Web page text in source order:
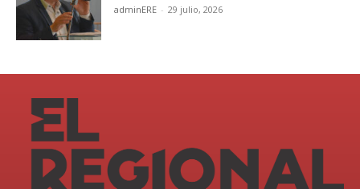
adminERE - 29 julio, 2026